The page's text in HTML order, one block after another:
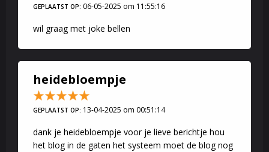
GEPLAATST OP: 06-05-2025 om 11:55:16
wil graag met joke bellen
heidebloempje
GEPLAATST OP: 13-04-2025 om 00:51:14
dank je heidebloempje voor je lieve berichtje hou
het blog in de gaten het systeem moet de blog nog